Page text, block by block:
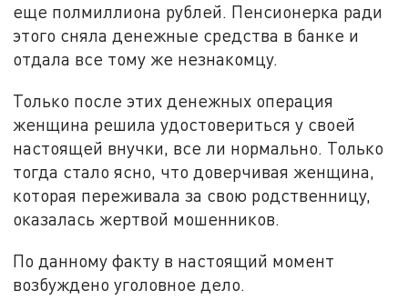
еще полмиллиона рублей. Пенсионерка ради
этого сняла денежные средства в банке и
отдала все тому же незнакомцу.
Только после этих денежных операция
женщина решила удостовериться у своей
настоящей внучки, все ли нормально. Только
тогда стало ясно, что доверчивая женщина,
которая переживала за свою родственницу,
оказалась жертвой мошенников.
По данному факту в настоящий момент
возбуждено уголовное дело.